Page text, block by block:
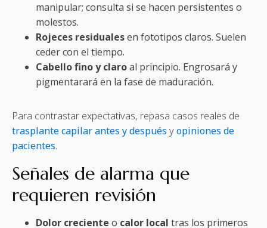
manipular; consulta si se hacen persistentes o
molestos.
Rojeces residualesen fototipos claros. Suelen
ceder con el tiempo.
Cabello fino y claroal principio. Engrosará y
pigmentarará en la fase de maduración.
Para contrastar expectativas, repasa casos reales de
trasplante capilar antes y después yopiniones de
pacientes.
Señales de alarma que
requieren revisión
Dolor creciente o calor local tras los primeros